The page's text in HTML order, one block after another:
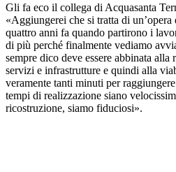
Gli fa eco il collega di Acquasanta
«Aggiungerei che si tratta di un’opera
quattro anni fa quando partirono i
di più perché finalmente vediamo
sempre dico deve essere abbinata alla
servizi e infrastrutture e quindi alla
veramente tanti minuti per
tempi di realizzazione siano
ricostruzione, siamo fiduciosi».